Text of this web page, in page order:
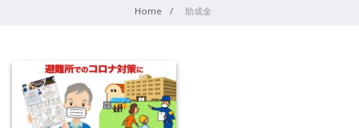
Home 助成金